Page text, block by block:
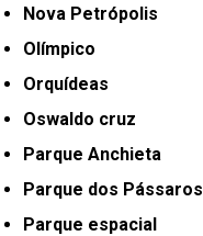
Nova Petrópolis
Olímpico
Orquídeas
Oswaldo cruz
Parque Anchieta
Parque dos Pássaros
Parque espacial